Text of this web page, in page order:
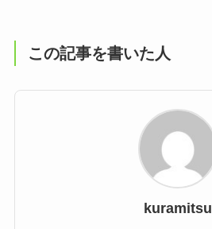
この記事を書いた人
kuramitsu